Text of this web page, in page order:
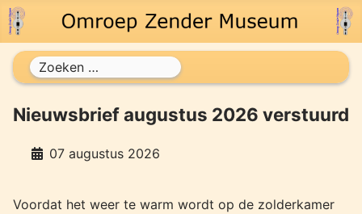
Zoeken
Nieuwsbrief augustus 2026 verstuurd
07 augustus 2026
Voordat het weer te warm wordt op de zolderkamer